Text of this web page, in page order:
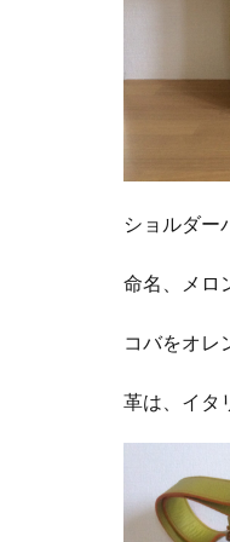
ショルダー
命名、メロ
コバをオレ
革は、イタ